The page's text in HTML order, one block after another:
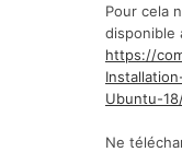
Pour cela
disponible
https://
Ubuntu-
Ne